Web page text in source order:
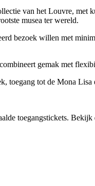
van het Louvre,
musea ter wereld.
bezoek willen met
gemak met
toegang tot de Mona
toegangstickets.